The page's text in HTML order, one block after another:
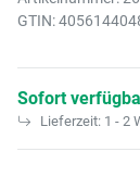
GTIN:
Sofort
Lieferzeit: 1 - 2